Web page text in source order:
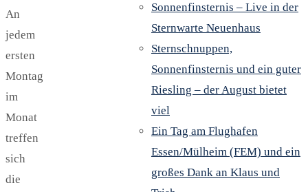
An
jedem
ersten
Montag
im
Monat
treffen
sich
die
Sonnenfinsternis – Live in der
Sternwarte Neuenhaus
Sternschnuppen,
Sonnenfinsternis und ein guter
Riesling – der August bietet
viel
Ein Tag am Flughafen
Essen/Mülheim (FEM) und ein
großes Dank an Klaus und